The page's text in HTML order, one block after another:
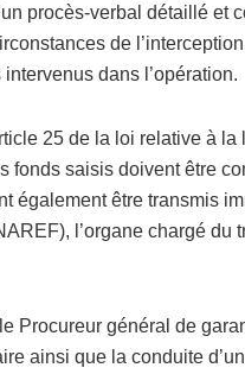
procès-verbal détaillé et
de
dans l’opération.
25 de la loi relative à
fonds saisis doivent être
également être transmis
l’organe chargé du
Procureur général de
ainsi que la conduite